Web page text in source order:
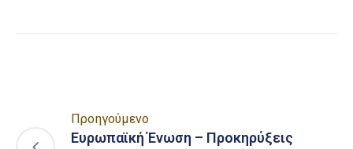
Προηγούμενο
Ευρωπαϊκή Ένωση – Προκηρύξεις